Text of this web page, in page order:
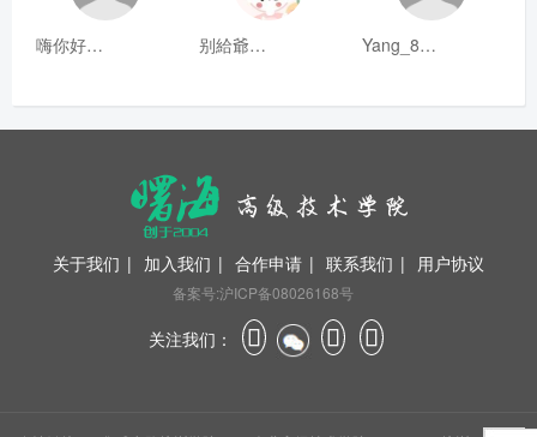
嗨你好8mm 别給爺装纯 Yang_811
关于我们 | 加入我们 | 合作申请 | 联系我们 | 用户协议
备案号:沪ICP备08026168号
关注我们：